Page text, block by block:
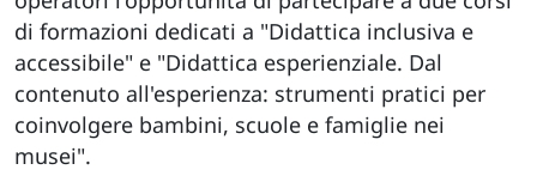
di formazioni dedicati a "Didattica inclusiva e
accessibile" e "Didattica esperienziale. Dal
contenuto all'esperienza: strumenti pratici per
coinvolgere bambini, scuole e famiglie nei
musei".